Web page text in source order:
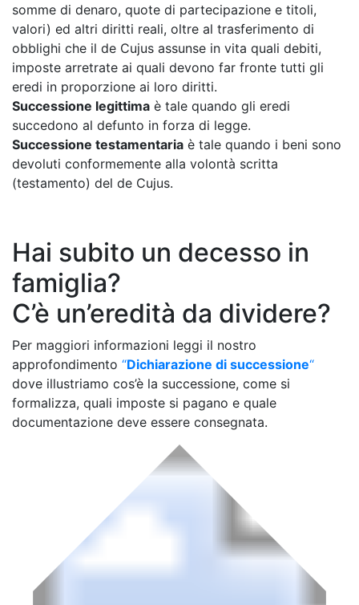
somme di denaro, quote di partecipazione e titoli,
valori) ed altri diritti reali, oltre al trasferimento di
obblighi che il de Cujus assunse in vita quali debiti,
imposte arretrate ai quali devono far fronte tutti gli
eredi in proporzione ai loro diritti.
Successione legittima è tale quando gli eredi
succedono al defunto in forza di legge.
Successione testamentaria è tale quando i beni sono
devoluti conformemente alla volontà scritta
(testamento) del de Cujus.
Hai subito un decesso in
famiglia?
C’è un’eredità da dividere?
Per maggiori informazioni leggi il nostro
approfondimento “Dichiarazione di successione“
dove illustriamo cos’è la successione, come si
formalizza, quali imposte si pagano e quale
documentazione deve essere consegnata.